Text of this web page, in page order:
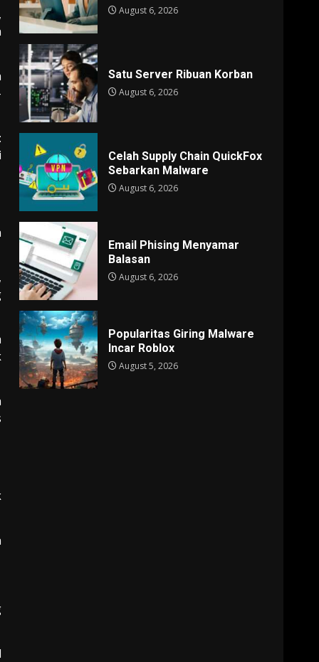
:
August 6, 2026
Satu Server Ribuan Korban
August 6, 2026
Celah Supply Chain QuickFox
Sebarkan Malware
August 6, 2026
Email Phising Menyamar
Balasan
August 6, 2026
Popularitas Giring Malware
Incar Roblox
August 5, 2026